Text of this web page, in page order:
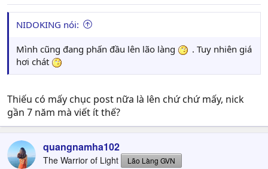
NIDOKING nói:
Mình cũng đang phấn đầu lên lão làng
. Tuy nhiên giá
hơi chát
Thiếu có mấy chục post nữa là lên chứ chứ mấy, nick
gần 7 năm mà viết ít thế?
quangnamha102
The Warrior of Light Lão Làng GVN